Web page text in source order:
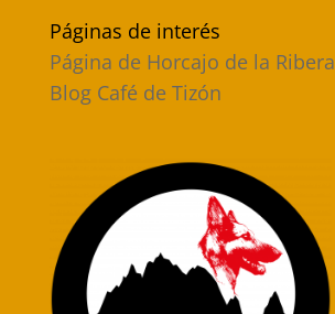
Páginas de interés
Página de Horcajo de la Ribera
Blog Café de Tizón